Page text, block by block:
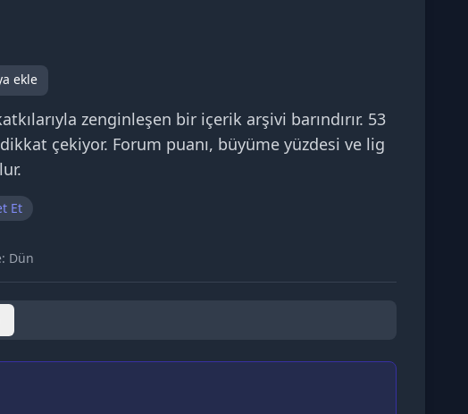
ekle
zenginleşen bir içerik arşivi barındırır. 53
çekiyor. Forum puanı, büyüme yüzdesi ve lig
Et
Dün